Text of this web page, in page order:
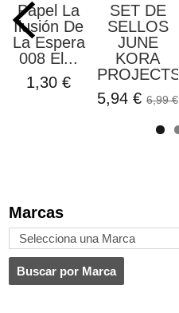
Marcas
Papel La
Ilusión De
La Espera
008 El...
1,30 €
SET DE
SELLOS
JUNE
KORA
PROJECTS
5,94 € 6,99 €